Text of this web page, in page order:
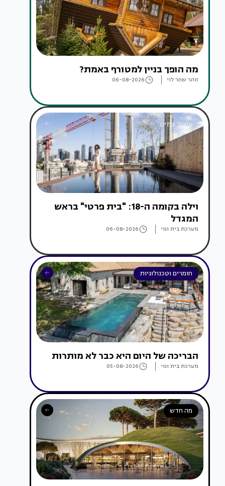
מה הופך בניין למטורף באמת?
זוהר שחר לוי 06-08-2026
עיצוב בתים
וילה בקומה ה-18: "בית פרטי" בראש
המגדל
מערכת בית ונוי 06-08-2026
חומרים וטכנולוגיות
הבריכה של היום היא כבר לא מותרות
מערכת בית ונוי 05-08-2026
מה חדש